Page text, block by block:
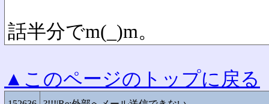
話半分でm(_)m。
▲このページのトップに戻る